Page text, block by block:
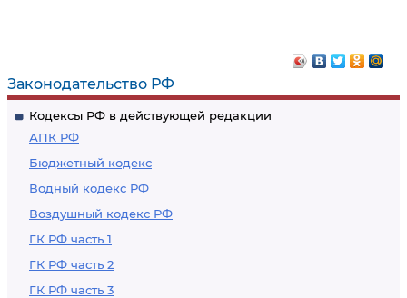
Законодательство РФ
Кодексы РФ в действующей редакции
АПК РФ
Бюджетный кодекс
Водный кодекс РФ
Воздушный кодекс РФ
ГК РФ часть 1
ГК РФ часть 2
ГК РФ часть 3